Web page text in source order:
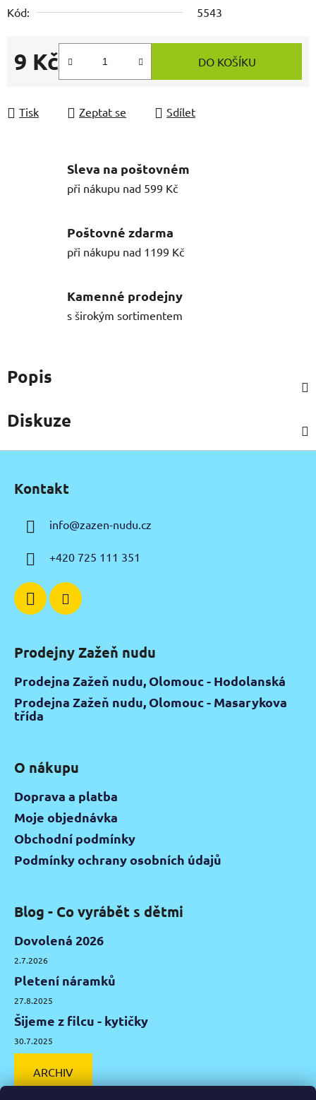
Kód:
5543
9 Kč
Měrná cena:
DO KOŠÍKU
Tisk Zeptat se Sdílet
Sleva na poštovném
při nákupu nad 599 Kč
Poštovné zdarma
při nákupu nad 1199 Kč
Kamenné prodejny
s širokým sortimentem
Popis
Diskuze
Kontakt
info@zazen-nudu.cz
+420 725 111 351
Prodejny Zažeň nudu
Prodejna Zažeň nudu, Olomouc - Hodolanská
Prodejna Zažeň nudu, Olomouc - Masarykova
třída
O nákupu
Doprava a platba
Moje objednávka
Obchodní podmínky
Podmínky ochrany osobních údajů
Blog - Co vyrábět s dětmi
Dovolená 2026
2.7.2026
Pletení náramků
27.8.2025
Šijeme z filcu - kytičky
30.7.2025
ARCHIV